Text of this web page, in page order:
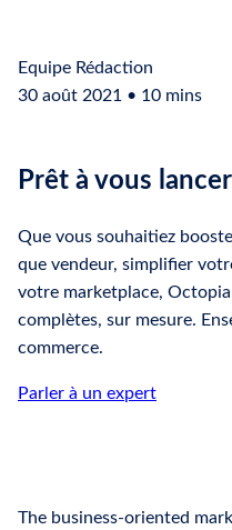
Equipe Rédaction
30 août 2021 • 10 mins
Prêt à vous
Que vous souhaitiez
que vendeur, simplifier
votre marketplace,
complètes, sur mesure.
commerce.
Parler à un expert
The business-oriented